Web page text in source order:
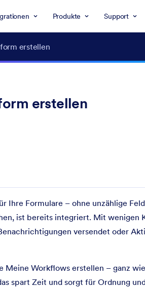
Produkte Support
erstellen
erstellen
Formulare – ohne unzählige
ist bereits integriert. Mit wenigen
versendet oder
Workflows erstellen – ganz
spart Zeit und sorgt für Ordnung